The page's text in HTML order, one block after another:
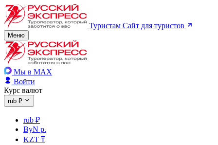
Туристам Сайт для туристов
Меню
Мы в MAX
Войти
Курс валют
rub ₽
rub ₽
ByN р.
KZT ₸